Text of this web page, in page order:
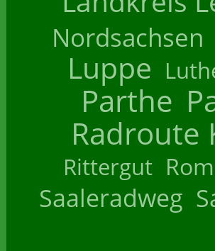
Nordsachsen
Luppe
Parthe
Radroute
Rittergut
Saaleradweg